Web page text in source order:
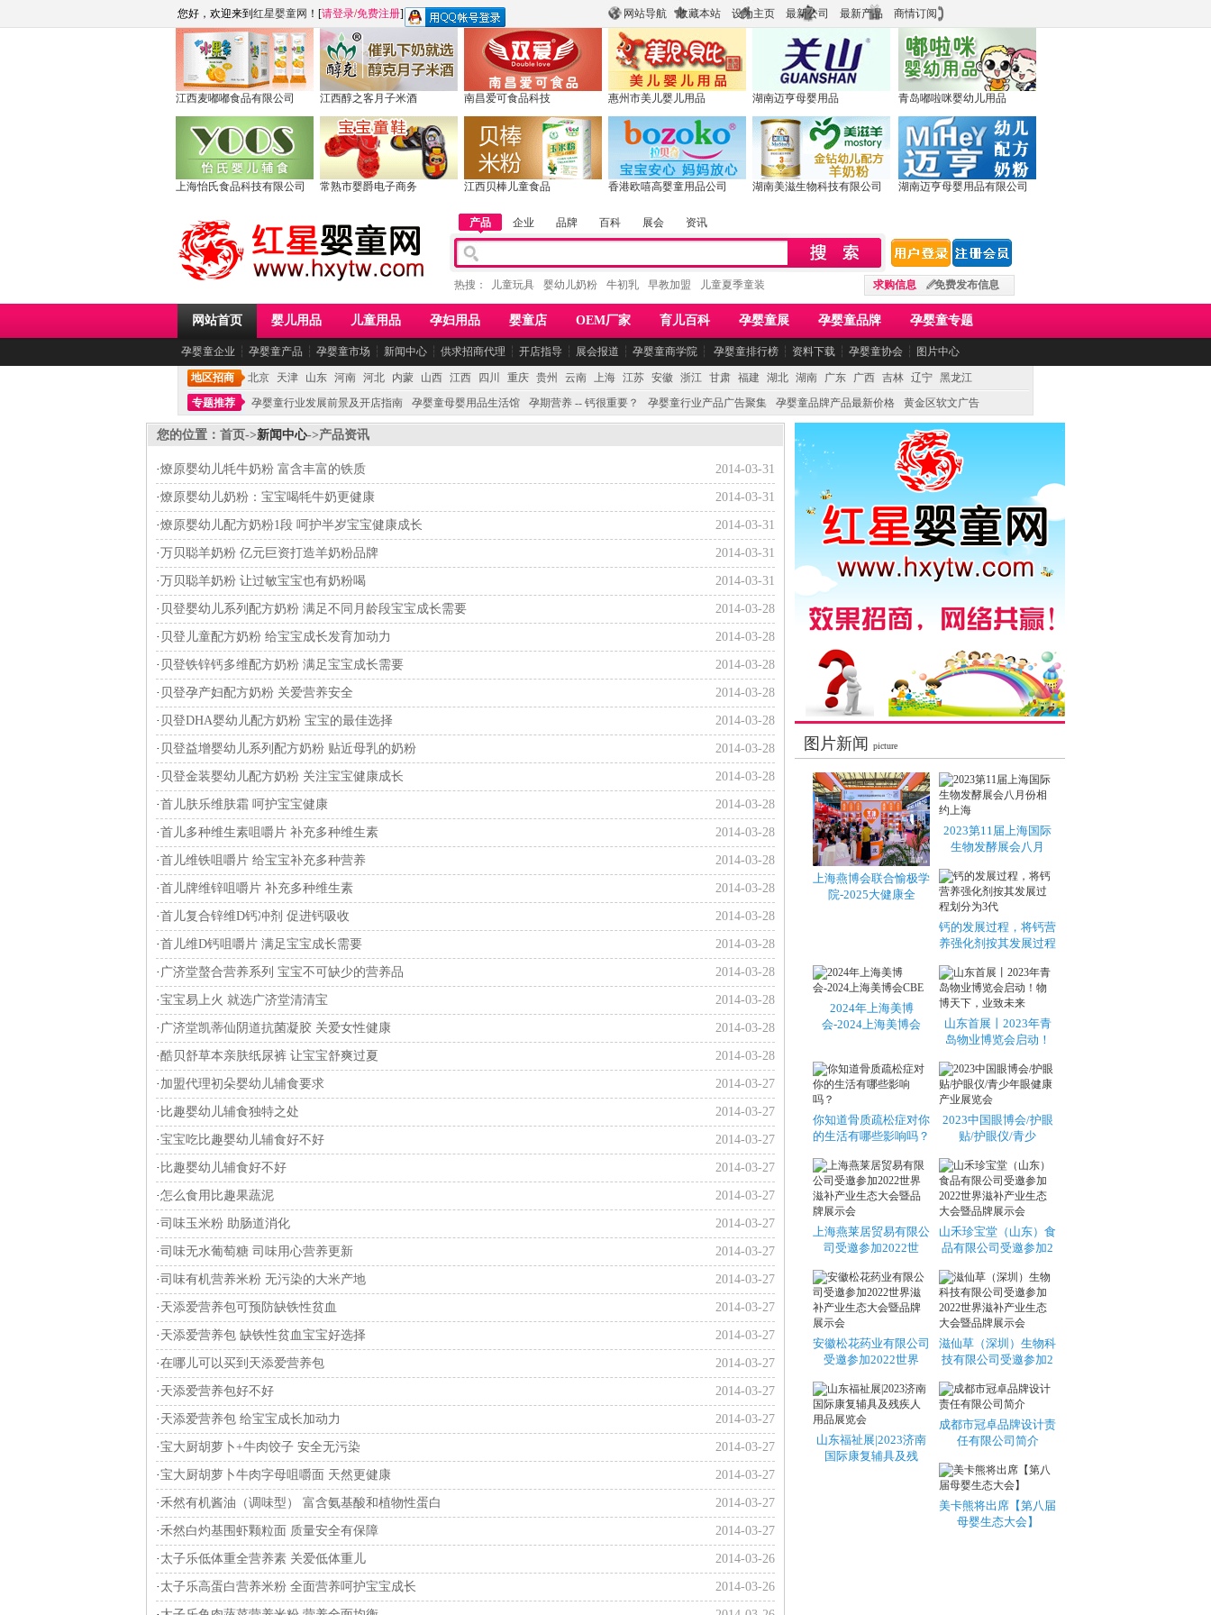
网站导航 收藏本站 设为主页 最新公司 最新产品 商情订阅
您好，欢迎来到 红星婴童网 ！[请登录/免费注册]
江西麦嘟嘟食品有限公司 江西醇之客月子米酒 南昌爱可食品科技 惠州市美儿婴儿用品 湖南迈亨母婴用品 青岛嘟啦咪婴幼儿用品
上海怡氏食品科技有限公司 常熟市婴爵电子商务 江西贝棒儿童食品 香港欧嘻高婴童用品公司 湖南美滋生物科技有限公司 湖南迈亨母婴用品有限公司
产品 企业 品牌 百科 展会 资讯
求购信息 免费发布信息
热搜： 儿童玩具 婴幼儿奶粉 牛初乳 早教加盟 儿童夏季童装
网站首页 婴儿用品 儿童用品 孕妇用品 婴童店 OEM厂家 育儿百科 孕婴童展 孕婴童品牌 孕婴童专题
孕婴童企业 ┆ 孕婴童产品 ┆ 孕婴童市场 ┆ 新闻中心 ┆ 供求招商代理 ┆ 开店指导 ┆ 展会报道 ┆ 孕婴童商学院 ┆ 孕婴童排行榜 ┆ 资料下载 ┆ 孕婴童协会 ┆ 图片中心
地区招商 北京 天津 山东 河南 河北 内蒙 山西 江西 四川 重庆 贵州 云南 上海 江苏 安徽 浙江 甘肃 福建 湖北 湖南 广东 广西 吉林 辽宁 黑龙江
专题推荐
孕婴童行业发展前景及开店指南 孕婴童母婴用品生活馆 孕期营养 -- 钙很重要？ 孕婴童行业产品广告聚集 孕婴童品牌产品最新价格 黄金区软文广告
您的位置：首页->新闻中心->产品资讯
2014-03-31
·燎原婴幼儿牦牛奶粉 富含丰富的铁质
2014-03-31
·燎原婴幼儿奶粉：宝宝喝牦牛奶更健康
2014-03-31
·燎原婴幼儿配方奶粉1段 呵护半岁宝宝健康成长
2014-03-31
·万贝聪羊奶粉 亿元巨资打造羊奶粉品牌
2014-03-31
·万贝聪羊奶粉 让过敏宝宝也有奶粉喝
2014-03-28
· 贝登婴幼儿系列配方奶粉 满足不同月龄段宝宝成长需要
2014-03-28
· 贝登儿童配方奶粉 给宝宝成长发育加动力
2014-03-28
· 贝登铁锌钙多维配方奶粉 满足宝宝成长需要
2014-03-28
· 贝登孕产妇配方奶粉 关爱营养安全
2014-03-28
· 贝登DHA婴幼儿配方奶粉 宝宝的最佳选择
2014-03-28
· 贝登益增婴幼儿系列配方奶粉 贴近母乳的奶粉
2014-03-28
· 贝登金装婴幼儿配方奶粉 关注宝宝健康成长
2014-03-28
·首儿肤乐维肤霜 呵护宝宝健康
2014-03-28
·首儿多种维生素咀嚼片 补充多种维生素
2014-03-28
·首儿维铁咀嚼片 给宝宝补充多种营养
2014-03-28
·首儿牌维锌咀嚼片 补充多种维生素
2014-03-28
·首儿复合锌维D钙冲剂 促进钙吸收
2014-03-28
·首儿维D钙咀嚼片 满足宝宝成长需要
2014-03-28
· 广济堂螯合营养系列 宝宝不可缺少的营养品
2014-03-28
·宝宝易上火 就选广济堂清清宝
2014-03-28
· 广济堂凯蒂仙阴道抗菌凝胶 关爱女性健康
2014-03-28
·酷贝舒草本亲肤纸尿裤 让宝宝舒爽过夏
2014-03-27
· 加盟代理初朵婴幼儿辅食要求
2014-03-27
· 比趣婴幼儿辅食独特之处
2014-03-27
·宝宝吃比趣婴幼儿辅食好不好
2014-03-27
· 比趣婴幼儿辅食好不好
2014-03-27
·怎么食用比趣果蔬泥
2014-03-27
·司味玉米粉 助肠道消化
2014-03-27
·司味无水葡萄糖 司味用心营养更新
2014-03-27
·司味有机营养米粉 无污染的大米产地
2014-03-27
· 天添爱营养包可预防缺铁性贫血
2014-03-27
· 天添爱营养包 缺铁性贫血宝宝好选择
2014-03-27
·在哪儿可以买到天添爱营养包
2014-03-27
· 天添爱营养包好不好
2014-03-27
· 天添爱营养包 给宝宝成长加动力
2014-03-27
·宝大厨胡萝卜+牛肉饺子 安全无污染
2014-03-27
·宝大厨胡萝卜牛肉字母咀嚼面 天然更健康
2014-03-27
·禾然有机酱油（调味型） 富含氨基酸和植物性蛋白
2014-03-27
·禾然白灼基围虾颗粒面 质量安全有保障
2014-03-26
· 太子乐低体重全营养素 关爱低体重儿
2014-03-26
· 太子乐高蛋白营养米粉 全面营养呵护宝宝成长
图片新闻 picture
上海燕博会联合愉极学
院-2025大健康全
2023第11届上海国际
生物发酵展会八月
钙的发展过程，将钙营
养强化剂按其发展过程
2024年上海美博
会-2024上海美博会
山东首展丨2023年青
岛物业博览会启动！
你知道骨质疏松症对你
的生活有哪些影响吗？
2023中国眼博会/护眼
贴/护眼仪/青少
上海燕莱居贸易有限公
司受邀参加2022世
山禾珍宝堂（山东）食
品有限公司受邀参加2
安徽松花药业有限公司
受邀参加2022世界
滋仙草（深圳）生物科
技有限公司受邀参加2
山东福祉展|2023济南
国际康复辅具及残
成都市冠卓品牌设计责
任有限公司简介
美卡熊将出席【第八届
母婴生态大会】